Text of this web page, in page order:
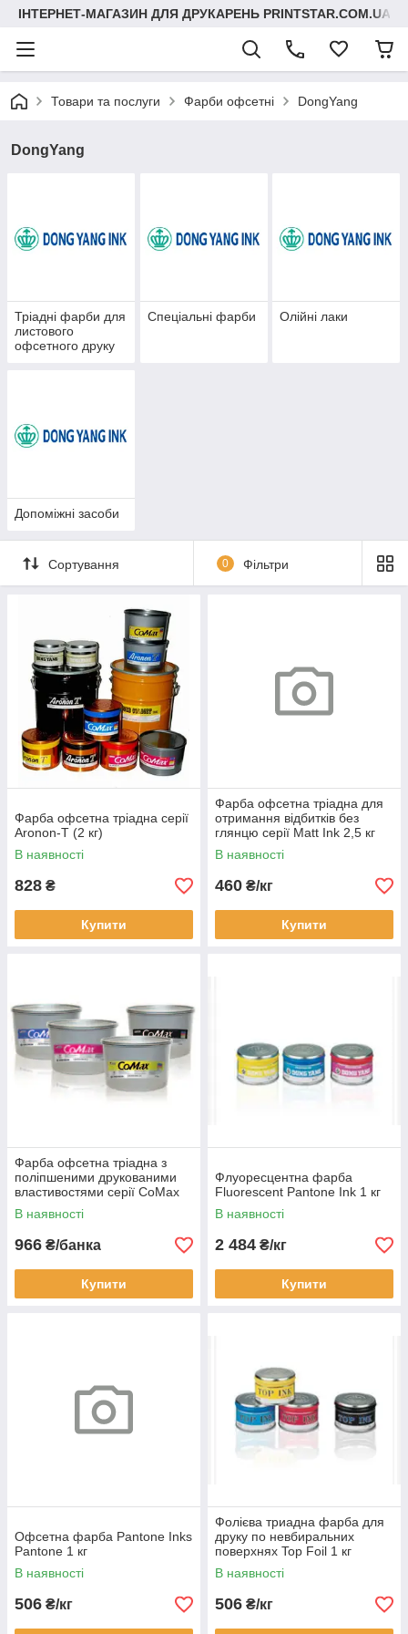
ІНТЕРНЕТ-МАГАЗИН ДЛЯ ДРУКАРЕНЬ PRINTSTAR.COM.UA
Товари та послуги Фарби офсетні DongYang
DongYang
Тріадні фарби для
листового
офсетного друку
Спеціальні фарби Олійні лаки
Допоміжні засоби
Сортування 0 Фільтри
Фарба офсетна тріадна серії
Aronon-T (2 кг)
В наявності
828 ₴
Купити
Фарба офсетна тріадна для
отримання відбитків без
глянцю серії Matt Ink 2,5 кг
В наявності
460 ₴/кг
Купити
Фарба офсетна тріадна з
поліпшеними друкованими
властивостями серії CoMax
EU (2 кг)
В наявності
966 ₴/банка
Купити
Флуоресцентна фарба
Fluorescent Pantone Ink 1 кг
В наявності
2 484 ₴/кг
Купити
Офсетна фарба Pantone Inks
Pantone 1 кг
В наявності
506 ₴/кг
Фолієва триадна фарба для
друку по невбиральних
поверхнях Top Foil 1 кг
В наявності
506 ₴/кг